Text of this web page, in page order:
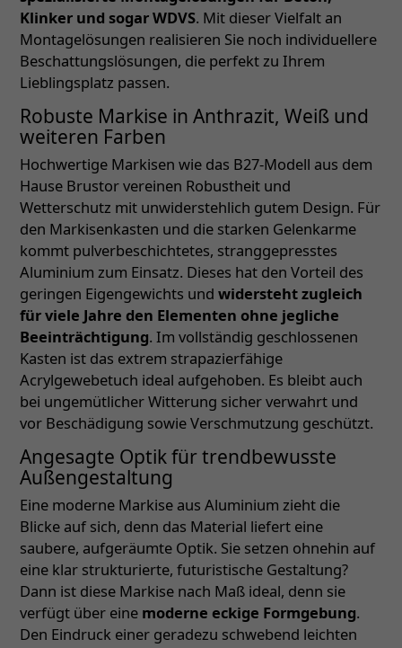
Klinker und sogar WDVS. Mit dieser Vielfalt an
Montagelösungen realisieren Sie noch individuellere
Beschattungslösungen, die perfekt zu Ihrem
Lieblingsplatz passen.
Robuste Markise in Anthrazit, Weiß und
weiteren Farben
Hochwertige Markisen wie das B27-Modell aus dem
Hause Brustor vereinen Robustheit und
Wetterschutz mit unwiderstehlich gutem Design. Für
den Markisenkasten und die starken Gelenkarme
kommt pulverbeschichtetes, stranggepresstes
Aluminium zum Einsatz. Dieses hat den Vorteil des
geringen Eigengewichts und widersteht zugleich
für viele Jahre den Elementen ohne jegliche
Beeinträchtigung. Im vollständig geschlossenen
Kasten ist das extrem strapazierfähige
Acrylgewebetuch ideal aufgehoben. Es bleibt auch
bei ungemütlicher Witterung sicher verwahrt und
vor Beschädigung sowie Verschmutzung geschützt.
Angesagte Optik für trendbewusste
Außengestaltung
Eine moderne Markise aus Aluminium zieht die
Blicke auf sich, denn das Material liefert eine
saubere, aufgeräumte Optik. Sie setzen ohnehin auf
eine klar strukturierte, futuristische Gestaltung?
Dann ist diese Markise nach Maß ideal, denn sie
verfügt über eine moderne eckige Formgebung.
Den Eindruck einer geradezu schwebend leichten